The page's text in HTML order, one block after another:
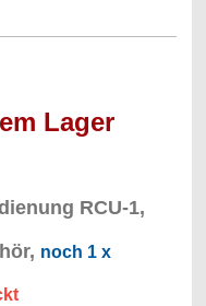
Lager
RCU-1,
noch 1 x